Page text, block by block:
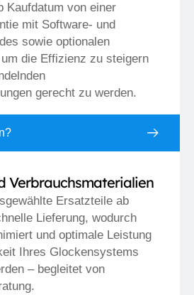
Kaufdatum von einer
mit Software- und
sowie optionalen
die Effizienz zu steigern
gerecht zu werden.
Verbrauchsmaterialien
Ersatzteile ab
Lieferung, wodurch
und optimale Leistung
Ihres Glockensystems
– begleitet von